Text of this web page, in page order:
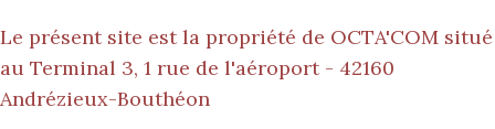
Le présent site est la propriété de OCTA'COM situé
au Terminal 3, 1 rue de l'aéroport - 42160
Andrézieux-Bouthéon